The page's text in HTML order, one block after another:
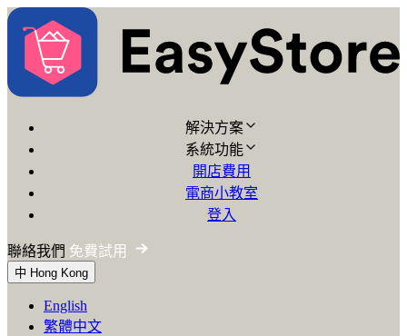
解決方案
系統功能
開店費用
電商小教室
登入
聯絡我們 免費試用
中 Hong Kong
English
繁體中文